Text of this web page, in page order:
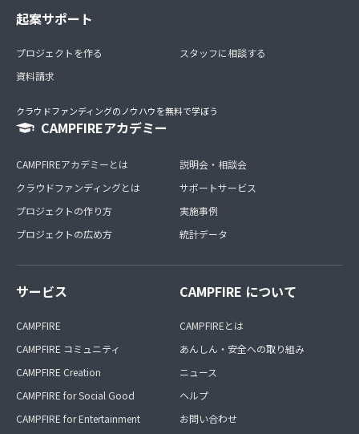
京都ライター塾卒業生のタケウチさんに、まずランサーズ
ために、第一歩何をしたら良いのか、そこから、継続的に
案件をもらうには？といったことを経験を交えて具体的に
お話してもらいました！
起案サポート
プロジェクトを作る
資料請求
スタッフに相談する
クラウドファンディングのノウハウを無料で学ぼう
CAMPFIREアカデミー
CAMPFIREアカデミーとは
クラウドファンディングとは
プロジェクトの作り方
プロジェクトの広め方
説明会・相談会
サポートサービス
実施事例
統計データ
サービス
CAMPFIRE
CAMPFIRE コミュニティ
CAMPFIRE Creation
CAMPFIRE for Social Good
CAMPFIRE for Entertainment
CAMPFIRE について
CAMPFIREとは
あんしん・安全への取り組み
ニュース
ヘルプ
お問い合わせ